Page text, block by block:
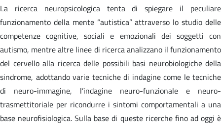
La ricerca neuropsicologica tenta di spiegare il peculiare
funzionamento della mente “autistica” attraverso lo studio delle
competenze cognitive, sociali e emozionali dei soggetti con
autismo, mentre altre linee di ricerca analizzano il funzionamento
del cervello alla ricerca delle possibili basi neurobiologiche della
sindrome, adottando varie tecniche di indagine come le tecniche
di neuro-immagine, l’indagine neuro-funzionale e neuro-
trasmettitoriale per ricondurre i sintomi comportamentali a una
base neurofisiologica. Sulla base di queste ricerche fino ad oggi è